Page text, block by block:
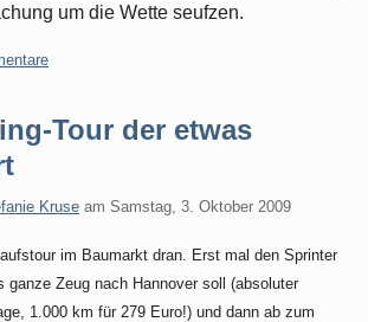
um die Wette seufzen.
Tour der etwas
Kruse am Samstag, 3. Oktober 2009
im Baumarkt dran. Erst mal den Sprinter
ganze Zeug nach Hannover soll (absoluter
1.000 km für 279 Euro!) und dann ab zum